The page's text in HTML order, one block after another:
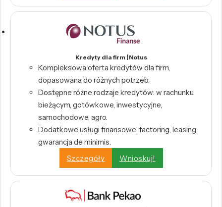
Kredyty dla firm | Notus
Kompleksowa oferta kredytów dla firm,
dopasowana do różnych potrzeb.
Dostępne różne rodzaje kredytów: w rachunku
bieżącym, gotówkowe, inwestycyjne,
samochodowe, agro.
Dodatkowe usługi finansowe: factoring, leasing,
gwarancja de minimis.
Szczegóły
Wnioskuj!